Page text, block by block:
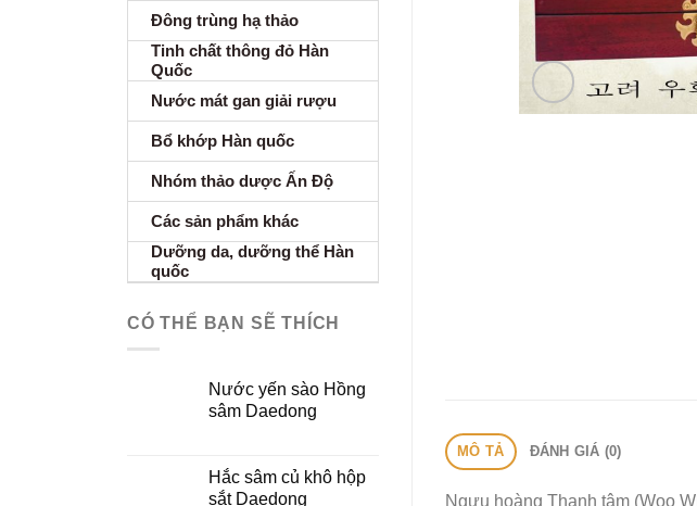
MÔ TẢ ĐÁNH GIÁ (0)
Ngưu hoàng Thanh tâm (Woo
Đông trùng hạ thảo
Tinh chất thông đỏ Hàn
Quốc
Nước mát gan giải rượu
Bổ khớp Hàn quốc
Nhóm thảo dược Ấn Độ
Các sản phẩm khác
Dưỡng da, dưỡng thể Hàn
quốc
CÓ THỂ BẠN SẼ THÍCH
Nước yến sào Hồng
sâm Daedong
Hắc sâm củ khô hộp
sắt Daedong